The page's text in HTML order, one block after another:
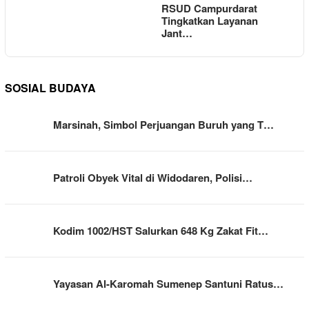
RSUD Campurdarat
Tingkatkan Layanan
Jant…
SOSIAL BUDAYA
Marsinah, Simbol Perjuangan Buruh yang T…
Patroli Obyek Vital di Widodaren, Polisi…
Kodim 1002/HST Salurkan 648 Kg Zakat Fit…
Yayasan Al-Karomah Sumenep Santuni Ratus…